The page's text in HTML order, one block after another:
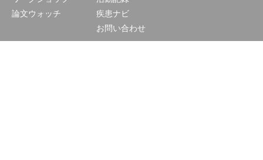
論文ウォッチ
疾患ナビ
お問い合わせ